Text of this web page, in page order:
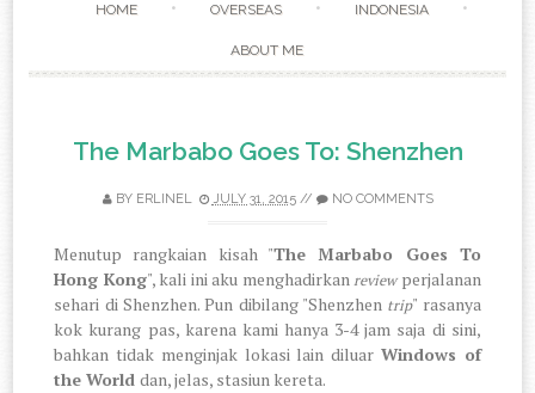
HOME OVERSEAS INDONESIA
ABOUT ME
The Marbabo Goes To: Shenzhen
BY ERLINEL JULY 31, 2015// NO COMMENTS
Menutup rangkaian kisah "The Marbabo Goes To
Hong Kong", kali ini aku menghadirkanreview perjalanan
sehari di Shenzhen. Pun dibilang "Shenzhen trip" rasanya
kok kurang pas, karena kami hanya 3-4 jam saja di sini,
bahkan tidak menginjak lokasi lain diluar Windows of
the Worlddan, jelas, stasiun kereta.